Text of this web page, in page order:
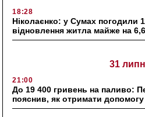
18:28
Ніколаєнко: у Сумах погодили
відновлення житла майже на
31
21:00
До 19 400 гривень на паливо:
пояснив, як отримати